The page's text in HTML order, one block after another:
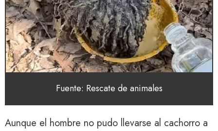
Fuente: Rescate de animales
Aunque el hombre no pudo llevarse al cachorro a